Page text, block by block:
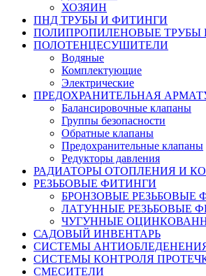
ХОЗЯИН
ПНД ТРУБЫ И ФИТИНГИ
ПОЛИПРОПИЛЕНОВЫЕ ТРУБЫ
ПОЛОТЕНЦЕСУШИТЕЛИ
Водяные
Комплектующие
Электрические
ПРЕДОХРАНИТЕЛЬНАЯ
Балансировочные клапаны
Группы безопасности
Обратные клапаны
Предохранительные клапаны
Редукторы давления
РАДИАТОРЫ ОТОПЛЕНИЯ И
РЕЗЬБОВЫЕ ФИТИНГИ
БРОНЗОВЫЕ РЕЗЬБОВЫЕ
ЛАТУННЫЕ РЕЗЬБОВЫЕ
ЧУГУННЫЕ
САДОВЫЙ ИНВЕНТАРЬ
СИСТЕМЫ
СИСТЕМЫ КОНТРОЛЯ
СМЕСИТЕЛИ